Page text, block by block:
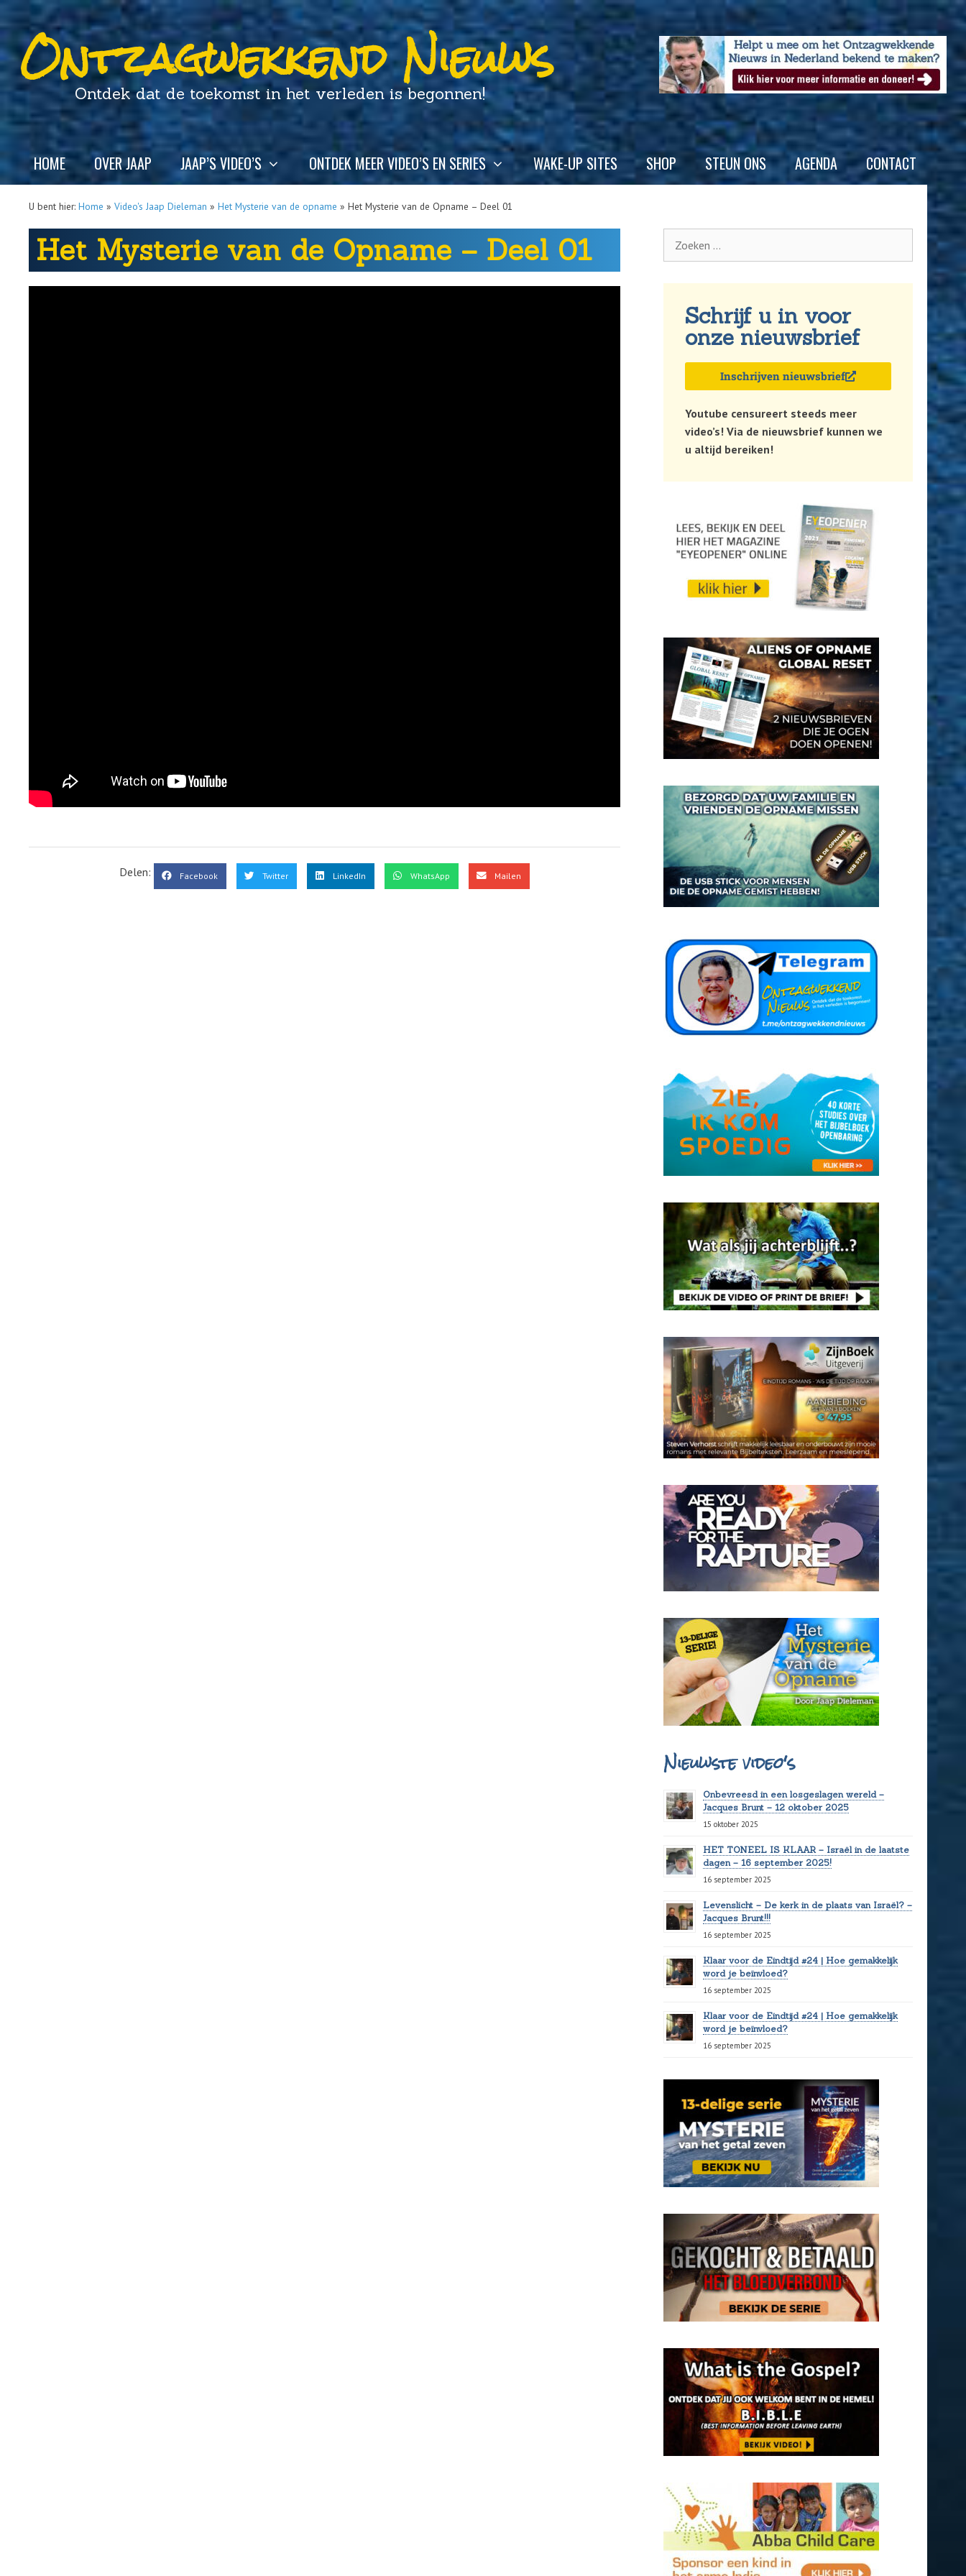
Ontzagwekkend Nieuws
Ontdek dat de toekomst in het verleden is begonnen!
HOME OVER JAAP JAAP’S VIDEO’S ONTDEK MEER VIDEO’S EN SERIES WAKE-UP SITES SHOP STEUN ONS AGENDA CONTACT
U bent hier: Home » Video's Jaap Dieleman » Het Mysterie van de opname » Het Mysterie van de Opname – Deel 01
Het Mysterie van de Opname – Deel 01
Delen: Facebook Twitter LinkedIn WhatsApp Mailen
Schrijf u in voor
onze nieuwsbrief
Inschrijven nieuwsbrief
Youtube censureert steeds meer
video’s! Via de nieuwsbrief kunnen we
u altijd bereiken!
Nieuwste video's
Onbevreesd in een losgeslagen wereld –
Jacques Brunt – 12 oktober 2025
15 oktober 2025
HET TONEEL IS KLAAR – Israël in de laatste
dagen – 16 september 2025!
16 september 2025
Levenslicht – De kerk in de plaats van Israël? –
Jacques Brunt!!!
16 september 2025
Klaar voor de Eindtijd #24 | Hoe gemakkelijk
word je beïnvloed?
16 september 2025
Klaar voor de Eindtijd #24 | Hoe gemakkelijk
word je beïnvloed?
16 september 2025